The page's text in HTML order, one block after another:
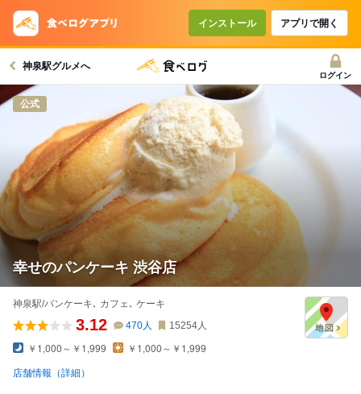
インストール アプリで開く
神泉駅グルメへ
ログイン
公式
幸せのパンケーキ 渋谷店
神泉駅/パンケーキ､ カフェ､ ケーキ
3.12 470人 15254人
￥1,000～￥1,999 ￥1,000～￥1,999
店舗情報（詳細）